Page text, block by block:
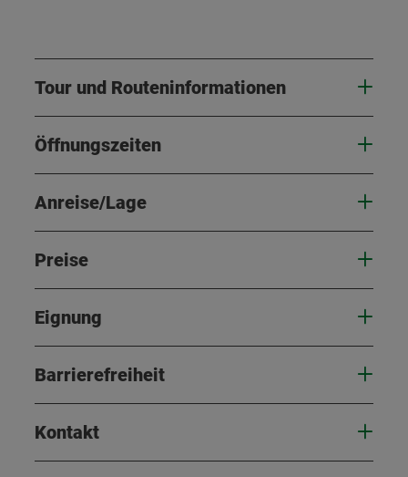
Tour und Routeninformationen
Öffnungszeiten
Anreise/Lage
Preise
Eignung
Barrierefreiheit
Kontakt